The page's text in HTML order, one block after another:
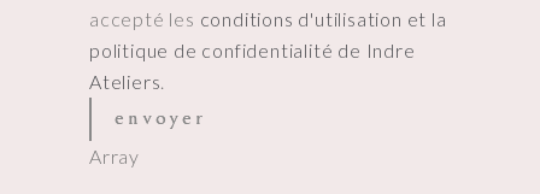
accepté les conditions d'utilisation et la
politique de confidentialité de Indre
Ateliers
Array